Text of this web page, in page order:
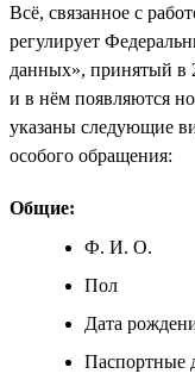
Всё, связанное с
регулирует
данных», принятый в
и в нём появляются
указаны следующие
особого обращения:
Общие:
Ф. И. О.
Пол
Дата
Паспортные